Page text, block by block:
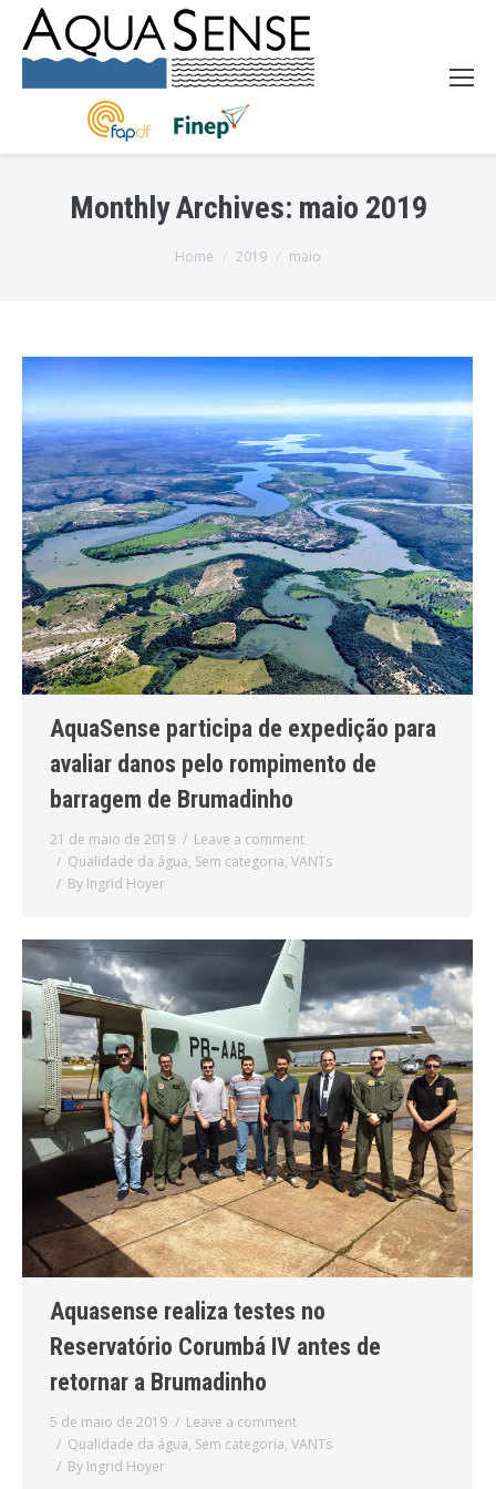
Monthly Archives: maio 2019
Home 2019 maio
AquaSense participa de expedição para
avaliar danos pelo rompimento de
barragem de Brumadinho
21 de maio de 2019
Leave a comment
Qualidade da água, Sem categoria, VANTs
By Ingrid Hoyer
Aquasense realiza testes no
Reservatório Corumbá IV antes de
retornar a Brumadinho
5 de maio de 2019
Leave a comment
Qualidade da água, Sem categoria, VANTs
By Ingrid Hoyer